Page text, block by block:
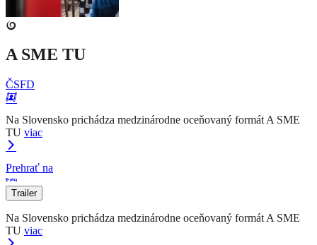
A SME TU
ČSFD
Na Slovensko prichádza medzinárodne oceňovaný formát A SME
TU viac
Prehrať na
Trailer
Na Slovensko prichádza medzinárodne oceňovaný formát A SME
TU viac